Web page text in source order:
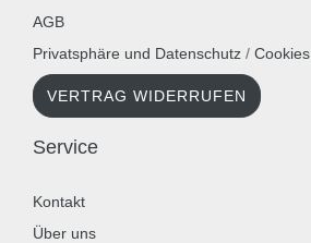
AGB
Privatsphäre und Datenschutz / Cookies
VERTRAG WIDERRUFEN
Service
Kontakt
Über uns